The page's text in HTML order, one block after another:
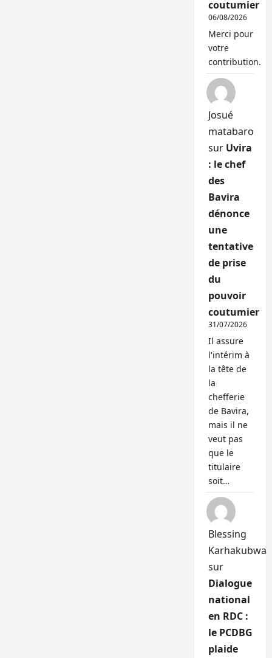
coutumier
06/08/2026
Merci pour
votre
contribution.
Josué
matabaro
sur Uvira
: le chef
des
Bavira
dénonce
une
tentative
de prise
du
pouvoir
coutumier
31/07/2026
Il assure
l'intérim à
la tête de
la
chefferie
de Bavira,
mais il ne
veut pas
que le
titulaire
soit…
Blessing
Karhakubwa
sur
Dialogue
national
en RDC :
le PCDBG
plaide